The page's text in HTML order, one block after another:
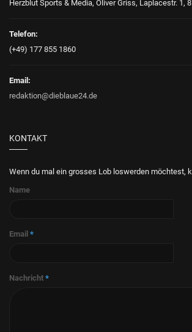
Herzblut Sports & Media, Oliver Griss, Laplacestr. 1,
Telefon:
(+49) 177 855 1860
Email:
redaktion@dieblaue24.de
KONTAKT
Wenn du mal ein grosses Lob loswerden möchtest,
Name
Email *
Nachricht *